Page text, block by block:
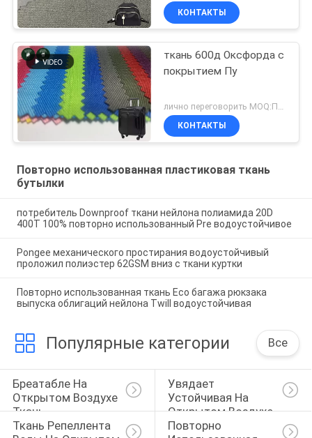
КОНТАКТЫ
ткань 600д Оксфорда с
покрытием Пу
КОНТАКТЫ
Повторно использованная пластиковая ткань
бутылки
потребитель Downproof ткани нейлона полиамида 20D
400T 100% повторно использованный Pre водоустойчивое
Pongee механического простирания водоустойчивый
проложил полиэстер 62GSM вниз с ткани куртки
Повторно использованная ткань Eco багажа рюкзака
выпуска облигаций нейлона Twill водоустойчивая
Популярные категории Все
Бреатабле На
Открытом Воздухе
Ткань
Увядает
Устойчивая На
Открытом Воздухе
Ткань
Ткань Репеллента
Повторно